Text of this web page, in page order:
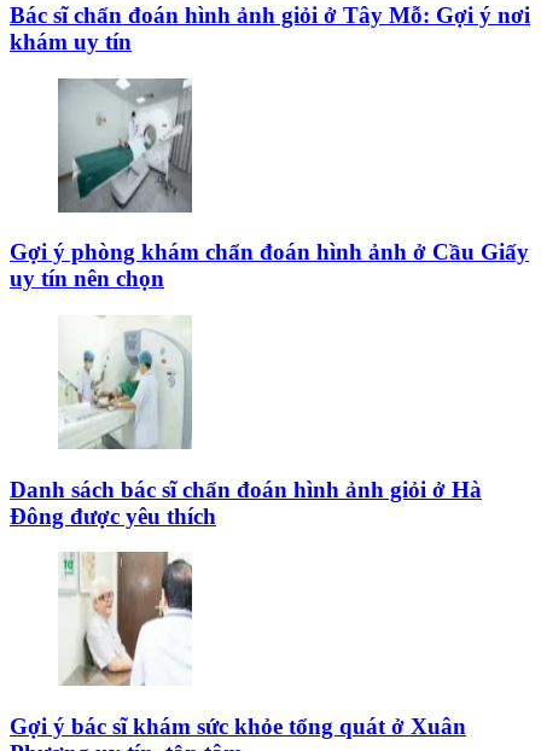
Bác sĩ chẩn đoán hình ảnh giỏi ở Tây Mỗ: Gợi ý nơi
khám uy tín
Gợi ý phòng khám chẩn đoán hình ảnh ở Cầu Giấy
uy tín nên chọn
Danh sách bác sĩ chẩn đoán hình ảnh giỏi ở Hà
Đông được yêu thích
Gợi ý bác sĩ khám sức khỏe tổng quát ở Xuân